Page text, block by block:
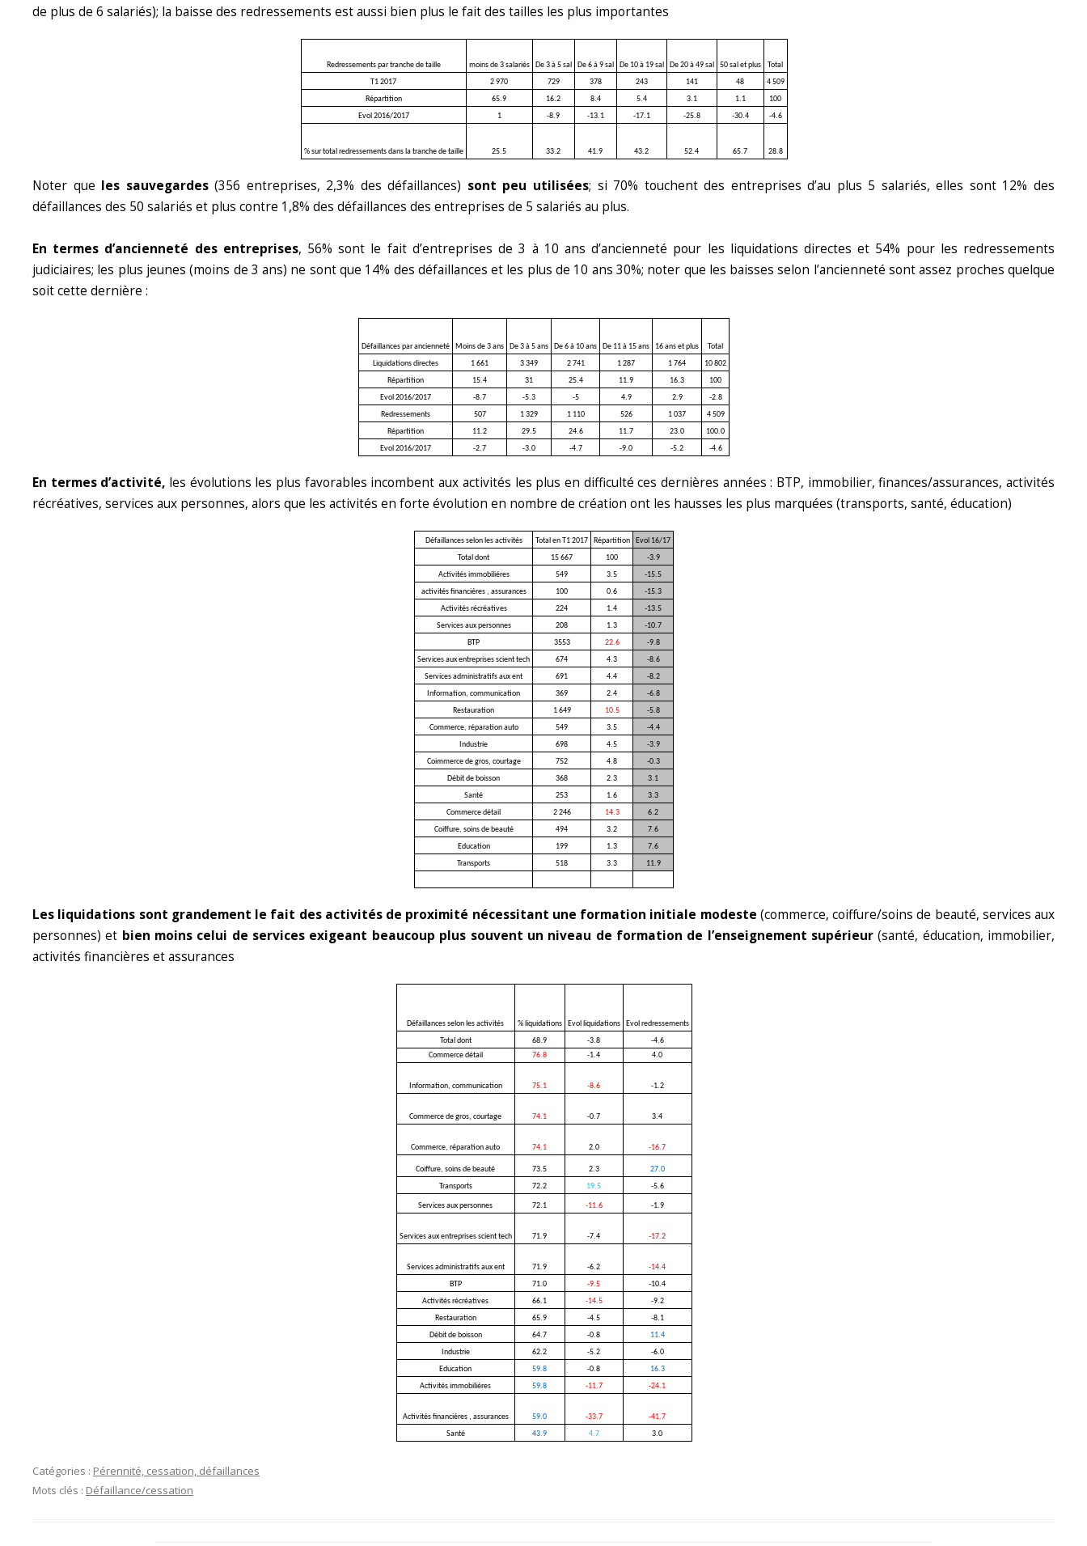
de plus de 6 salariés); la baisse des redressements est aussi bien plus le fait des tailles les plus importantes
Redressements par tranche de taille moins de 3 salariés De 3 à 5 sal De 6 à 9 sal De 10 à 19 sal De 20 à 49 sal 50 sal et plus
Total
T1 2017
2 970 729 378 243 141 48
4 509
Répartition
65.9 16.2 8.4 5.4 3.1 1.1
100
Evol 2016/2017
1 -8.9 -13.1 -17.1 -25.8 -30.4 -4.6
% sur total redressements dans la tranche de taille 25.5 33.2 41.9 43.2 52.4 65.7 28.8
Noter que les sauvegardes(356 entreprises, 2,3% des défaillances) sont peu utilisées; si 70% touchent des entreprises d’au plus 5 salariés, elles sont 12% des
défaillances des 50 salariés et plus contre 1,8% des défaillances des entreprises de 5 salariés au plus.
En termes d’ancienneté des entreprises, 56% sont le fait d’entreprises de 3 à 10 ans d’ancienneté pour les liquidations directes et 54% pour les redressements
judiciaires; les plus jeunes (moins de 3 ans) ne sont que 14% des défaillances et les plus de 10 ans 30%; noter que les baisses selon l’ancienneté sont assez proches quelque
soit cette dernière :
Défaillances par ancienneté Moins de 3 ans De 3 à 5 ans De 6 à 10 ans De 11 à 15 ans 16 ans et plus
Total
Liquidations directes
1 661 3 349 2 741 1 287 1 764
10 802
Répartition
15.4 31 25.4 11.9 16.3
100
Evol 2016/2017
-8.7 -5.3 -5 4.9 2.9
-2.8
Redressements
507 1 329 1 110 526 1 037
4 509
Répartition
11.2 29.5 24.6 11.7 23.0
100.0
Evol 2016/2017
-2.7 -3.0 -4.7 -9.0 -5.2 -4.6
En termes d’activité, les évolutions les plus favorables incombent aux activités les plus en difficulté ces dernières années : BTP, immobilier, finances/assurances, activités
récréatives, services aux personnes, alors que les activités en forte évolution en nombre de création ont les hausses les plus marquées (transports, santé, éducation)
Défaillances selon les activités Total en T1 2017 Répartition
Evol 16/17
Total dont
15 667 100
-3.9
Activités immobiliéres
549 3.5
-15.5
activités financiéres , assurances
100 0.6
-15.3
Activités récréatives
224 1.4
-13.5
Services aux personnes
208 1.3
-10.7
BTP
3553 22.6
-9.8
Services aux entreprises scient tech
674 4.3
-8.6
Services administratifs aux ent
691 4.4
-8.2
Information, communication
369 2.4
-6.8
Restauration
1 649 10.5
-5.8
Commerce, réparation auto
549 3.5
-4.4
Industrie
698 4.5
-3.9
Coimmerce de gros, courtage
752 4.8
-0.3
Débit de boisson
368 2.3
3.1
Santé
253 1.6
3.3
Commerce détail
2 246 14.3
6.2
Coiffure, soins de beauté
494 3.2
7.6
Education
199 1.3
7.6
Transports
518 3.3 11.9
Les liquidations sont grandement le fait des activités de proximité nécessitant une formation initiale modeste (commerce, coiffure/soins de beauté, services aux
personnes) et bien moins celui de services exigeant beaucoup plus souvent un niveau de formation de l’enseignement supérieur(santé, éducation, immobilier,
activités financières et assurances
Défaillances selon les activités % liquidations Evol liquidations
Evol redressements
Total dont
68.9 -3.8
-4.6
Commerce détail
76.8 -1.4 4.0
Information, communication 75.1 -8.6 -1.2
Commerce de gros, courtage 74.1 -0.7 3.4
Commerce, réparation auto 74.1 2.0 -16.7
Coiffure, soins de beauté 73.5 2.3
27.0
Transports
72.2 19.5 -5.6
Services aux personnes 72.1 -11.6 -1.9
Services aux entreprises scient tech 71.9 -7.4 -17.2
Services administratifs aux ent 71.9 -6.2
-14.4
BTP
71.0 -9.5
-10.4
Activités récréatives
66.1 -14.5
-9.2
Restauration
65.9 -4.5
-8.1
Débit de boisson
64.7 -0.8
11.4
Industrie
62.2 -5.2
-6.0
Education
59.8 -0.8
16.3
Activités immobiliéres
59.8 -11.7 -24.1
Activités financiéres , assurances 59.0 -33.7
-41.7
Santé
43.9 4.7 3.0
Catégories : Pérennité, cessation, défaillances
Mots clés : Défaillance/cessation